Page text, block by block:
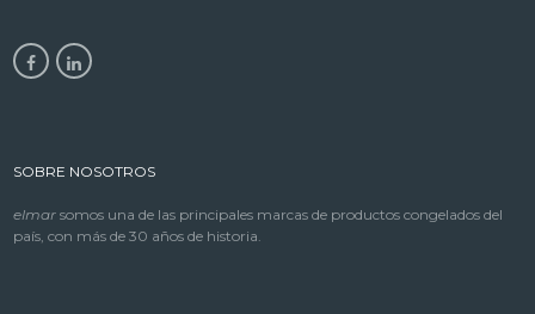
SOBRE NOSOTROS
elmar somos una de las principales marcas de productos congelados del
país, con más de 30 años de historia.